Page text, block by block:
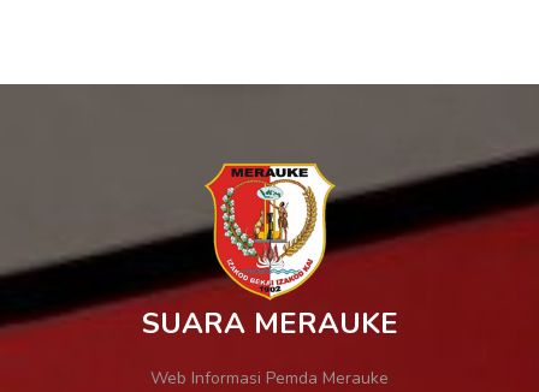
SUARA MERAUKE
Web Informasi Pemda Merauke